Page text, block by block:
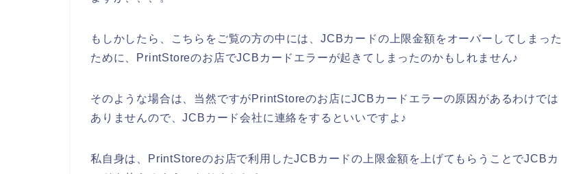
もしかしたら、こちらをご覧の方の中には、JCBカードの上限金額をオーバーしてしまった
ために、PrintStoreのお店でJCBカードエラーが起きてしまったのかもしれません♪
そのような場合は、当然ですがPrintStoreのお店にJCBカードエラーの原因があるわけでは
ありませんので、JCBカード会社に連絡をするといいですよ♪
私自身は、PrintStoreのお店で利用したJCBカードの上限金額を上げてもらうことでJCBカ